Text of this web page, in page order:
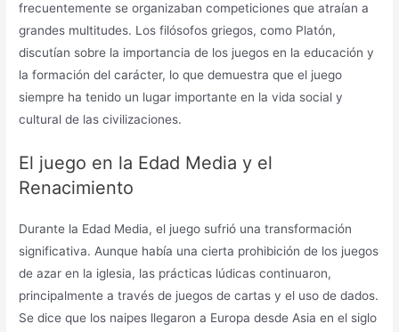
frecuentemente se organizaban competiciones que atraían a
grandes multitudes. Los filósofos griegos, como Platón,
discutían sobre la importancia de los juegos en la educación y
la formación del carácter, lo que demuestra que el juego
siempre ha tenido un lugar importante en la vida social y
cultural de las civilizaciones.
El juego en la Edad Media y el
Renacimiento
Durante la Edad Media, el juego sufrió una transformación
significativa. Aunque había una cierta prohibición de los juegos
de azar en la iglesia, las prácticas lúdicas continuaron,
principalmente a través de juegos de cartas y el uso de dados.
Se dice que los naipes llegaron a Europa desde Asia en el siglo